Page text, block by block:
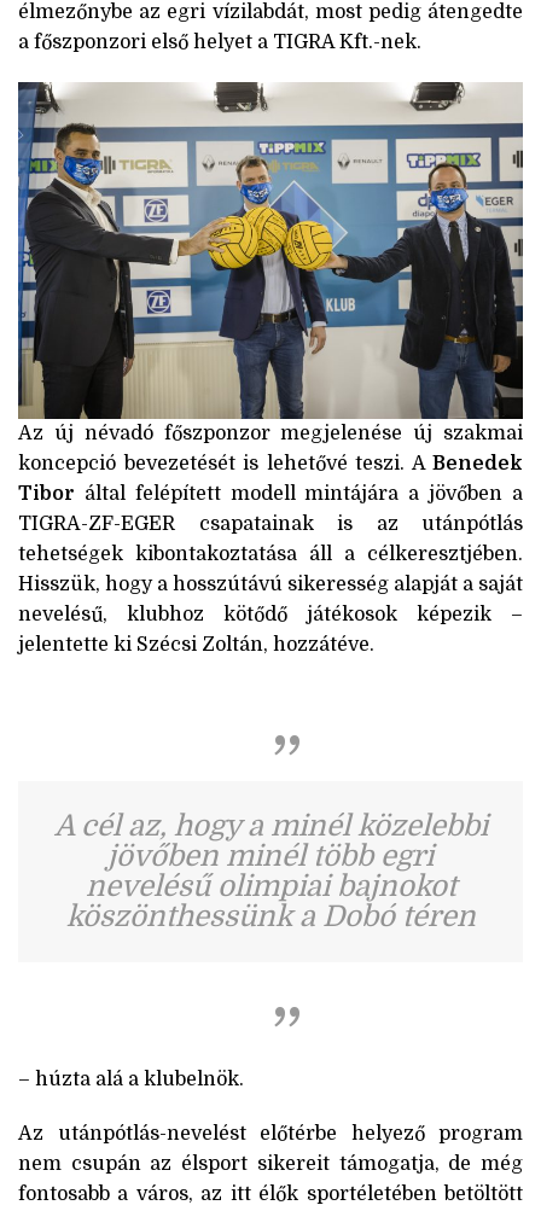
élmezőnybe az egri vízilabdát, most pedig átengedte
a főszponzori első helyet a TIGRA Kft.-nek.
Az új névadó főszponzor megjelenése új szakmai
koncepció bevezetését is lehetővé teszi. A Benedek
Tibor által felépített modell mintájára a jövőben a
TIGRA-ZF-EGER csapatainak is az utánpótlás
tehetségek kibontakoztatása áll a célkeresztjében.
Hisszük, hogy a hosszútávú sikeresség alapját a saját
nevelésű, klubhoz kötődő játékosok képezik –
jelentette ki Szécsi Zoltán, hozzátéve.
A cél az, hogy a minél közelebbi
jövőben minél több egri
nevelésű olimpiai bajnokot
köszönthessünk a Dobó téren
– húzta alá a klubelnök.
Az utánpótlás-nevelést előtérbe helyező program
nem csupán az élsport sikereit támogatja, de még
fontosabb a város, az itt élők sportéletében betöltött